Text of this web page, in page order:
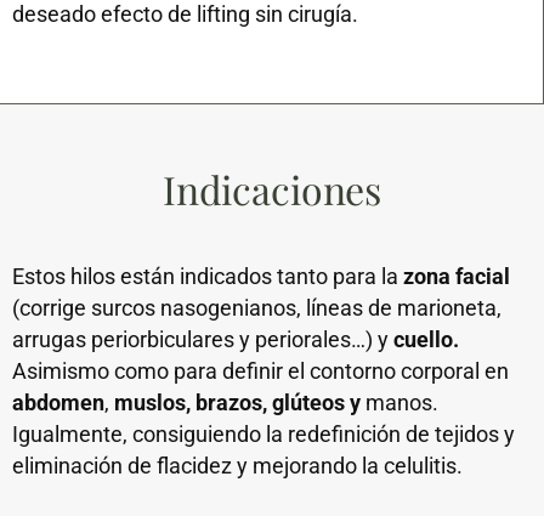
deseado efecto de lifting sin cirugía.
Indicaciones
Estos hilos están indicados tanto para la zona facial
(corrige surcos nasogenianos, líneas de marioneta,
arrugas periorbiculares y periorales…) ycuello.
Asimismo como para definir el contorno corporal en
abdomen, muslos, brazos, glúteos y manos.
Igualmente, consiguiendo la redefinición de tejidos y
eliminación de flacidez y mejorando la celulitis.